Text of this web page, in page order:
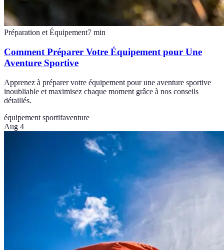
Préparation et Équipement7 min
Comment Préparer Votre Équipement pour Une
Aventure Sportive
Apprenez à préparer votre équipement pour une aventure sportive
inoubliable et maximisez chaque moment grâce à nos conseils
détaillés.
équipement sportifaventure
Aug 4